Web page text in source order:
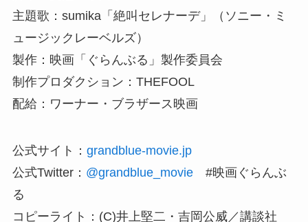
主題歌：sumika「絶叫セレナーデ」（ソニー・ミ
ュージックレーベルズ）
製作：映画「ぐらんぶる」製作委員会
制作プロダクション：THEFOOL
配給：ワーナー・ブラザース映画
公式サイト： grandblue-movie.jp
公式Twitter： @grandblue_movie#映画ぐらんぶ
る
コピーライト：(C)井上堅二・吉岡公威／講談社